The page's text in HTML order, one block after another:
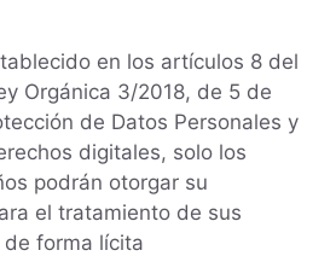
en los artículos 8 del
Orgánica 3/2018, de 5 de
de Datos Personales y
digitales, solo los
podrán otorgar su
el tratamiento de sus
forma lícita